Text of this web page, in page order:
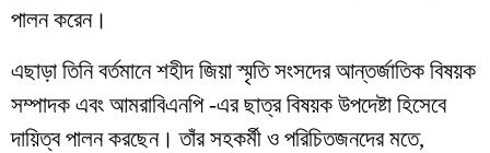
পালন করেন।
এছাড়া তিনি বর্তমানে শহীদ জিয়া স্মৃতি সংসদের আন্তর্জাতিক বিষয়ক
সম্পাদক এবং আমরাবিএনপি -এর ছাত্র বিষয়ক উপদেষ্টা হিসেবে
দায়িত্ব পালন করছেন। তাঁর সহকর্মী ও পরিচিতজনদের মতে,